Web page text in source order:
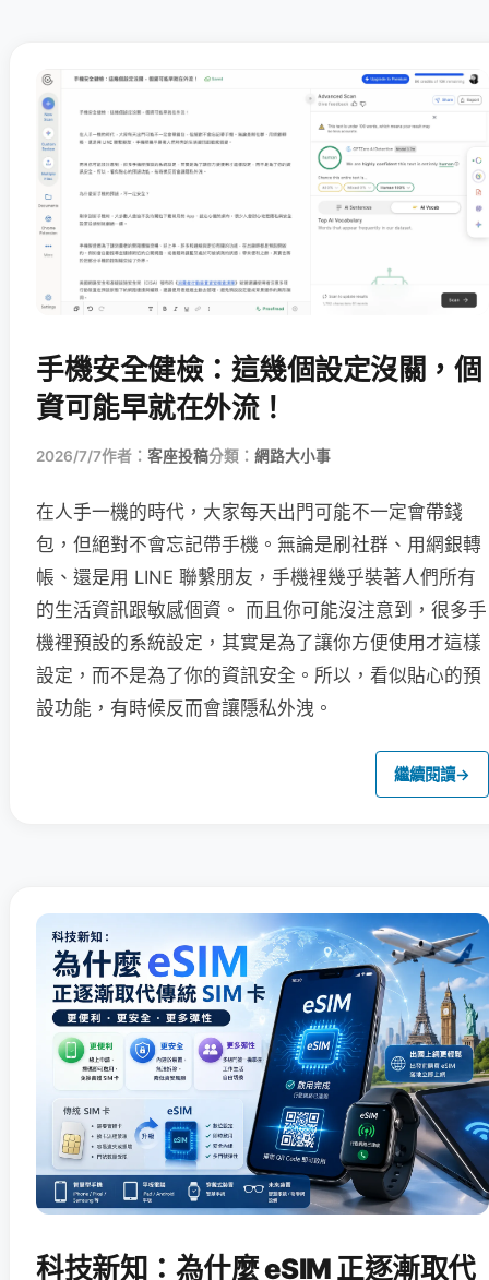
手機安全健檢：這幾個設定沒關，個
資可能早就在外流！
2026/7/7作者： 客座投稿分類： 網路大小事
在人手一機的時代，大家每天出門可能不一定會帶錢
包，但絕對不會忘記帶手機。無論是刷社群、用網銀轉
帳、還是用 LINE 聯繫朋友，手機裡幾乎裝著人們所有
的生活資訊跟敏感個資。 而且你可能沒注意到，很多手
機裡預設的系統設定，其實是為了讓你方便使用才這樣
設定，而不是為了你的資訊安全。所以，看似貼心的預
設功能，有時候反而會讓隱私外洩。
繼續閱讀→
科技新知：為什麼 eSIM 正逐漸取代